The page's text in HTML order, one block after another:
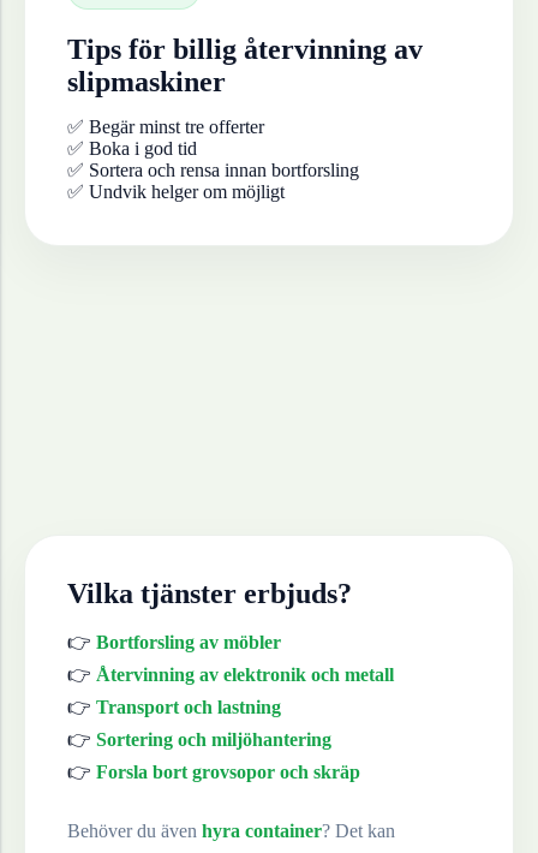
Tips för billig återvinning av
slipmaskiner
✅ Begär minst tre offerter
✅ Boka i god tid
✅ Sortera och rensa innan bortforsling
✅ Undvik helger om möjligt
Vilka tjänster erbjuds?
👉 Bortforsling av möbler
👉 Återvinning av elektronik och metall
👉 Transport och lastning
👉 Sortering och miljöhantering
👉 Forsla bort grovsopor och skräp
Behöver du även hyra container? Det kan